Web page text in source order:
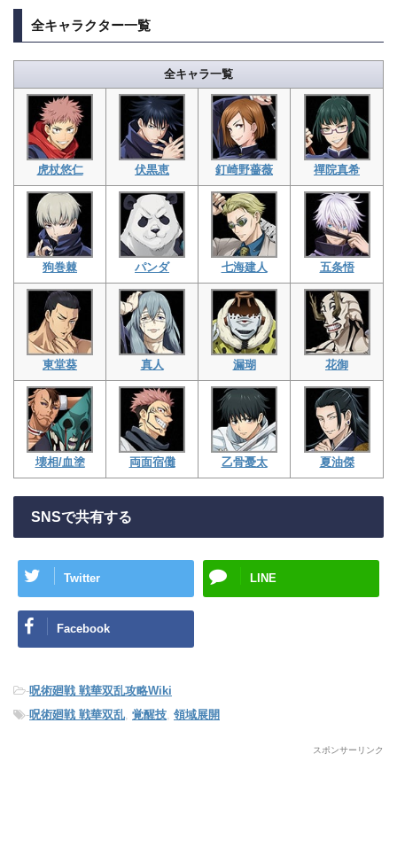
全キャラクター一覧
全キャラ一覧
虎杖悠仁 伏黒恵 釘崎野薔薇 禪院真希
狗巻棘 パンダ 七海建人 五条悟
東堂葵 真人 漏瑚 花御
壊相/血塗 両面宿儺 乙骨憂太 夏油傑
SNSで共有する
Twitter LINE
Facebook
-呪術廻戦 戦華双乱攻略Wiki
-呪術廻戦 戦華双乱 覚醒技 領域展開
スポンサーリンク